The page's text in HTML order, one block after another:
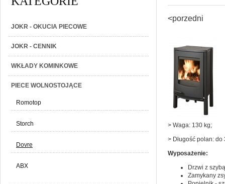
JOKR - OKUCIA PIECOWE
JOKR - CENNIK
WKŁADY KOMINKOWE
PIECE WOLNOSTOJĄCE
Romotop
Storch
Dovre
ABX
<porzedni
> Waga: 130 kg;
> Długość polan: do
Wyposażenie:
Drzwi z
Zamykany